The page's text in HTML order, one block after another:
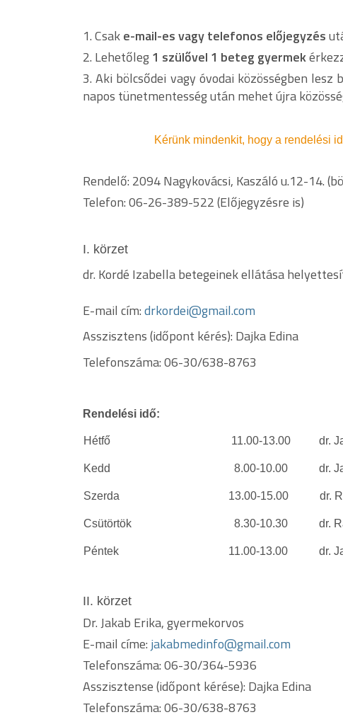
1. Csake-mail-es vagy telefonos előjegyzés
2. Lehetőleg1 szülővel 1 beteg gyermek
3. Aki bölcsődei vagy óvodai közösségben
napos tünetmentesség után mehet újra
Kérünk mindenkit, hogy a rendelési
Rendelő: 2094 Nagykovácsi, Kaszáló u.12-14.
Telefon: 06-26-389-522 (Előjegyzésre is)
I. körzet
dr. Kordé Izabella betegeinek ellátása
E-mail cím:drkordei@gmail.com
Asszisztens (időpont kérés): Dajka Edina
Telefonszáma:06-30/638-8763
Rendelési idő:
Hétfő 11.00-13.00 dr.
Kedd 8.00-10.00 dr.
Szerda 13.00-15.00 dr.
Csütörtök 8.30-10.30 dr.
Péntek 11.00-13.00 dr.
II. körzet
Dr. Jakab Erika, gyermekorvos
E-mail címe: jakabmedinfo@gmail.com
Telefonszáma: 06-30/364-5936
Asszisztense (időpont kérése): Dajka Edina
Telefonszáma: 06-30/638-8763